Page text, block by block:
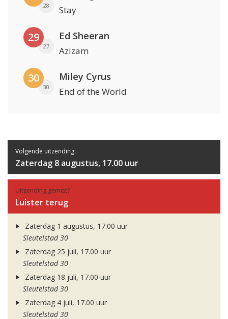
28 Stay
29
27
Ed Sheeran
Azizam
30
30
Miley Cyrus
End of the World
Volgende uitzending:
Zaterdag 8 augustus, 17.00 uur
Uitzending gemist?
Luister terug
Zaterdag 1 augustus, 17.00 uur
Sleutelstad 30
Zaterdag 25 juli, 17.00 uur
Sleutelstad 30
Zaterdag 18 juli, 17.00 uur
Sleutelstad 30
Zaterdag 4 juli, 17.00 uur
Sleutelstad 30